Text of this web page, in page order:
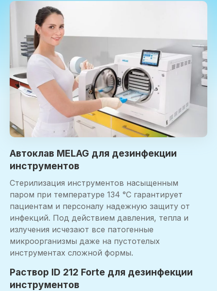
Автоклав MELAG для дезинфекции
инструментов
Стерилизация инструментов насыщенным
паром при температуре 134 °C гарантирует
пациентам и персоналу надежную защиту от
инфекций. Под действием давления, тепла и
излучения исчезают все патогенные
микроорганизмы даже на пустотелых
инструментах сложной формы.
Раствор ID 212 Forte для дезинфекции
инструментов